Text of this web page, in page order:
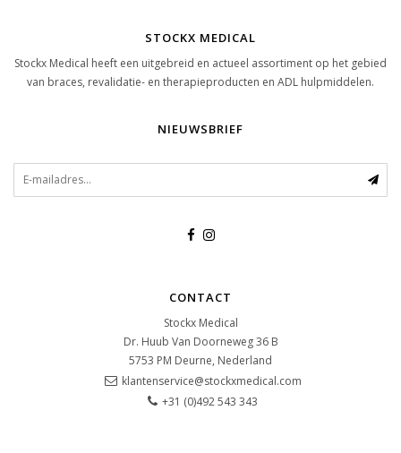
STOCKX MEDICAL
Stockx Medical heeft een uitgebreid en actueel assortiment op het gebied
van braces, revalidatie- en therapieproducten en ADL hulpmiddelen.
NIEUWSBRIEF
CONTACT
Stockx Medical
Dr. Huub Van Doorneweg 36 B
5753 PM Deurne, Nederland
klantenservice@stockxmedical.com
+31 (0)492 543 343